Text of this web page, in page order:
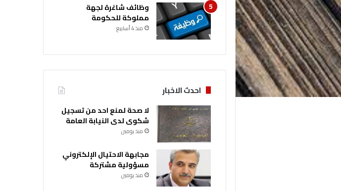
وظائف شاغرة لجهة
مملوكة للحكومة
منذ 4 أسابيع
احدث الاخبار
لا صحة لمنع احد من تسجيل
شكوى لدى النيابة العامة
منذ يومين
مجابهة الاحتيال الإلكتروني
مسؤولية مشتركة
منذ يومين